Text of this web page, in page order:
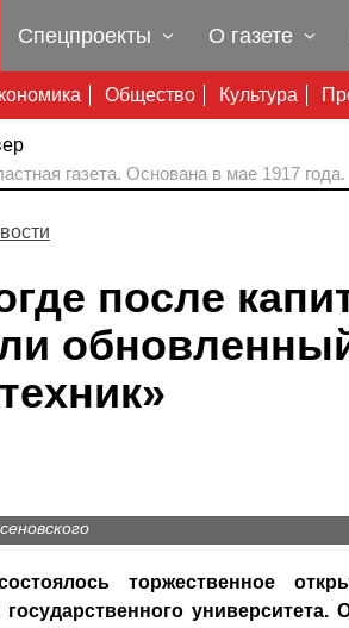
Общество Культура
Спецпроекты О газете
газета. Основана в мае 1917 года.
после
торжественное
государственного